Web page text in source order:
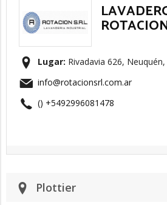
Lugar: Rivadavia 626,
info@rotacionsrl.com.ar
() +5492996081478
Plottier